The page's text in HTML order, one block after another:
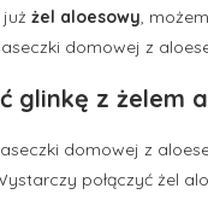
żel aloesowy,
domowej z
glinkę z żelem
domowej z
połączyć żel